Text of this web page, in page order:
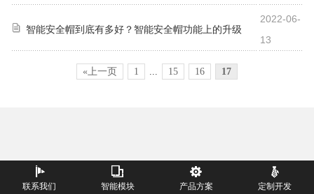
智能安全帽到底有多好？智能安全帽功能上的升级
2022-06-
13
«上一页 1 15 16 17
联系我们 智能模块 产品方案 定制开发